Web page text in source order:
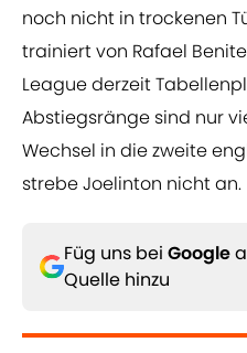
noch nicht in trockenen
trainiert von Rafael
League derzeit
Abstiegsränge sind nur
Wechsel in die zweite
strebe Joelinton nicht an.
Füg uns bei Google
Quelle hinzu